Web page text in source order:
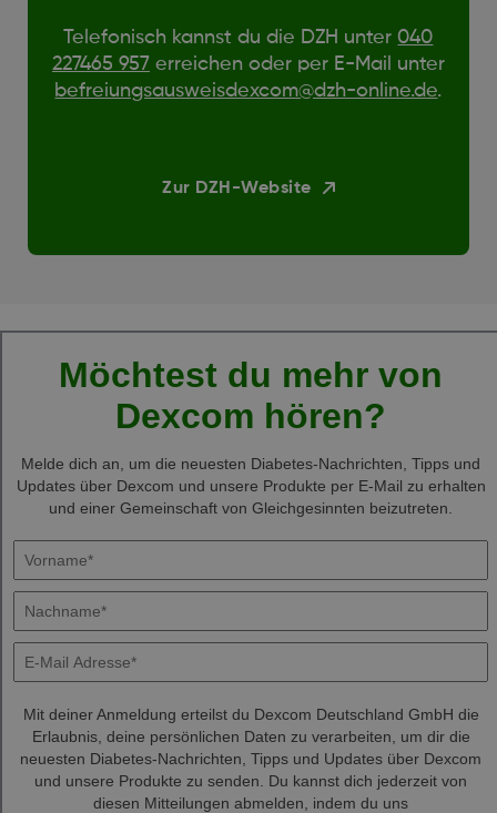
Telefonisch kannst du die DZH unter 040
227465 957erreichen oder per E-Mail unter
befreiungsausweisdexcom@dzh-online.de.
Zur DZH-Website